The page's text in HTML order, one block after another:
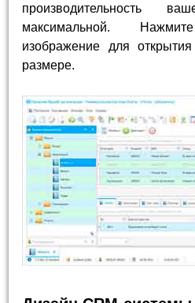
производительность
максимальной.
изображение для
размере.